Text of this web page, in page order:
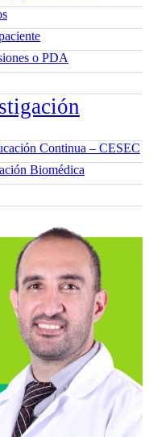
o PDA
Continua – CESEC
Biomédica